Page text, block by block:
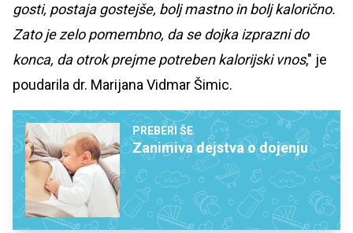
gosti, postaja gostejše, bolj mastno in bolj kalorično.
Zato je zelo pomembno, da se dojka izprazni do
konca, da otrok prejme potreben kalorijski vnos," je
poudarila dr. Marijana Vidmar Šimic.
PREBERI ŠE
Zanimiva dejstva o dojenju